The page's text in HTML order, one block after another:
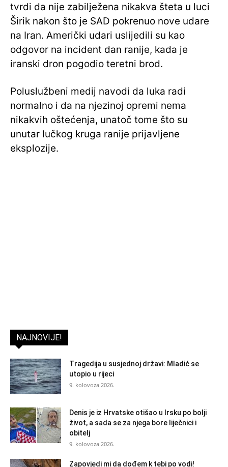
tvrdi da nije zabilježena nikakva šteta u luci
Širik nakon što je SAD pokrenuo nove udare
na Iran. Američki udari uslijedili su kao
odgovor na incident dan ranije, kada je
iranski dron pogodio teretni brod.
Poluslužbeni medij navodi da luka radi
normalno i da na njezinoj opremi nema
nikakvih oštećenja, unatoč tome što su
unutar lučkog kruga ranije prijavljene
eksplozije.
NAJNOVIJE!
Tragedija u susjednoj državi: Mladić se
utopio u rijeci
9. kolovoza 2026.
Denis je iz Hrvatske otišao u Irsku po bolji
život, a sada se za njega bore liječnici i
obitelj
9. kolovoza 2026.
Zapovjedi mi da dođem k tebi po vodi!